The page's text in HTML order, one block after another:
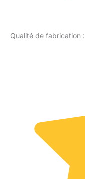
Qualité de fabrication :